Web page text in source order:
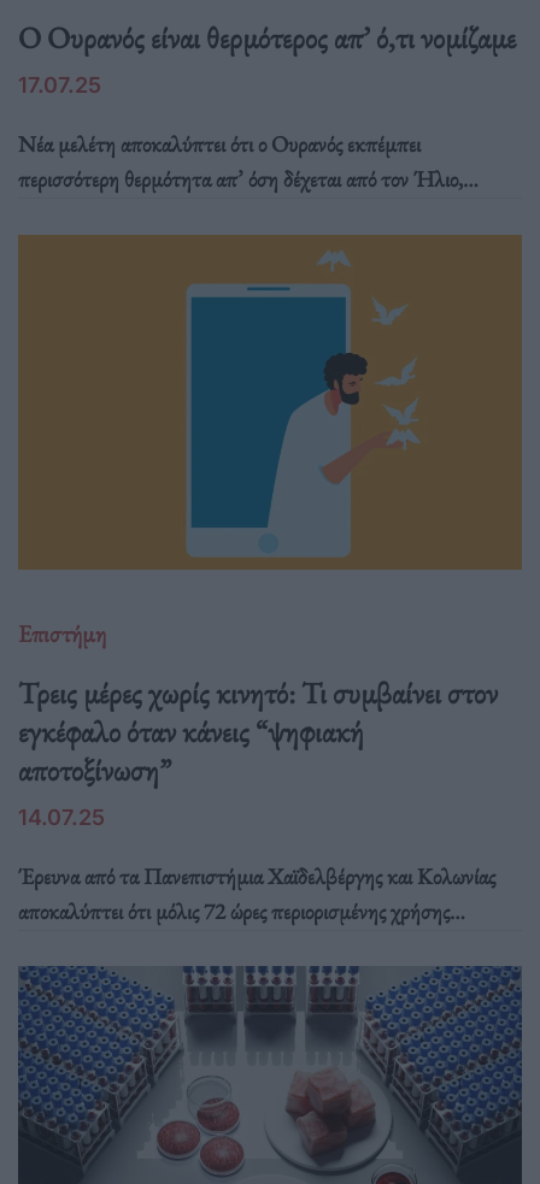
Ο Ουρανός είναι θερμότερος απ’ ό,τι νομίζαμε
17.07.25
Νέα μελέτη αποκαλύπτει ότι ο Ουρανός εκπέμπει
περισσότερη θερμότητα απ’ όση δέχεται από τον Ήλιο,
και υποδεικνύοντας πως διατηρεί εσωτερική ενέργεια από την
αρχαιότερη ιστορία του.
Επιστήμη
Τρεις μέρες χωρίς κινητό: Τι συμβαίνει στον
εγκέφαλο όταν κάνεις “ψηφιακή
αποτοξίνωση”
14.07.25
Έρευνα από τα Πανεπιστήμια Χαϊδελβέργης και Κολωνίας
αποκαλύπτει ότι μόλις 72 ώρες περιορισμένης χρήσης
εγκεφάλου σε περιοχές συνδεδεμένες με την ανταμοιβή και
τον αυτοέλεγχο.